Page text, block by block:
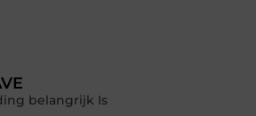
belangrijk Is